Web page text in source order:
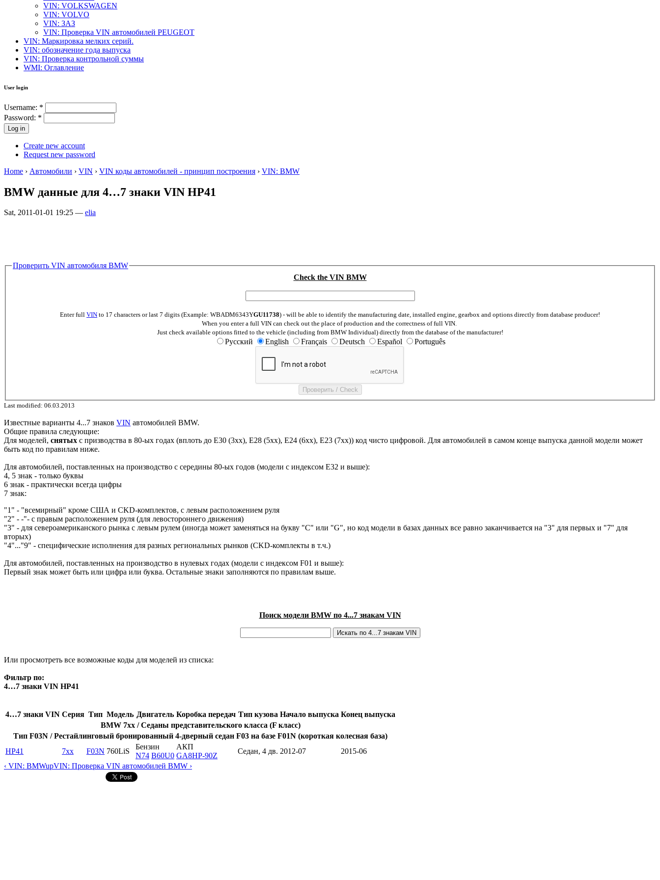
VIN: VOLKSWAGEN
VIN: VOLVO
VIN: ЗАЗ
VIN: Проверка VIN автомобилей PEUGEOT
VIN: Маркировка мелких серий.
VIN: обозначение года выпуска
VIN: Проверка контрольной суммы
WMI: Оглавление
User login
Username: *
Password: *
Create new account
Request new password
Home › Автомобили › VIN › VIN коды автомобилей - принцип построения › VIN: BMW
BMW данные для 4…7 знаки VIN HP41
Sat, 2011-01-01 19:25 — elia
Проверить VIN автомобиля BMW
Check the VIN BMW
Enter full VIN to 17 characters or last 7 digits (Example: WBADM6343YGU11738) - will be able to identify the manufacturing date, installed engine, gearbox and options directly from database producer!
When you enter a full VIN can check out the place of production and the correctness of full VIN.
Just check available options fitted to the vehicle (including from BMW Individual) directly from the database of the manufacturer!
Русский English Français Deutsch Español Português
Last modified: 06.03.2013
Известные варианты 4...7 знаков VIN автомобилей BMW.
Общие правила следующие:
Для моделей, снятых с призводства в 80-ых годах (вплоть до E30 (3xx), E28 (5xx), E24 (6xx), E23 (7xx)) код чисто цифровой. Для автомобилей в самом конце выпуска данной модели может
быть код по правилам ниже.
Для автомобилей, поставленных на производство с середины 80-ых годов (модели с индексом E32 и выше):
4, 5 знак - только буквы
6 знак - практически всегда цифры
7 знак:
"1" - "всемирный" кроме США и CKD-комплектов, с левым расположением руля
"2" - -"- с правым расположением руля (для левостороннего движения)
"3" - для североамериканского рынка с левым рулем (иногда может заменяться на букву "C" или "G", но код модели в базах данных все равно заканчивается на "3" для первых и "7" для
вторых)
"4"..."9" - специфические исполнения для разных региональных рынков (CKD-комплекты в т.ч.)
Для автомобилей, поставленных на производство в нулевых годах (модели с индексом F01 и выше):
Первый знак может быть или цифра или буква. Остальные знаки заполняются по правилам выше.
Поиск модели BMW по 4...7 знакам VIN
Или просмотреть все возможные коды для моделей из списка:
Фильтр по:
4…7 знаки VIN HP41
4…7 знаки VIN Серия Тип Модель Двигатель Коробка передач Тип кузова Начало выпуска Конец выпуска
BMW 7xx / Седаны представительского класса (F класс)
Тип F03N / Рестайлинговый бронированный 4-дверный седан F03 на базе F01N (короткая колесная база)
HP41
7xx F03N 760LiS
Бензин
N74 B60U0
АКП
GA8HP-90Z
Седан, 4 дв. 2012-07
2015-06
‹ VIN: BMWupVIN: Проверка VIN автомобилей BMW ›